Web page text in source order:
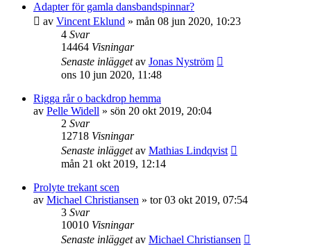
Adapter för gamla dansbandspinnar?
av Vincent Eklund » mån 08 jun 2020, 10:23
4 Svar
14464 Visningar
Senaste inläggetav Jonas Nyström
ons 10 jun 2020, 11:48
Rigga rår o backdrop hemma
av Pelle Widell » sön 20 okt 2019, 20:04
2 Svar
12718 Visningar
Senaste inläggetav Mathias Lindqvist
mån 21 okt 2019, 12:14
Prolyte trekant scen
av Michael Christiansen » tor 03 okt 2019, 07:54
3 Svar
10010 Visningar
Senaste inläggetav Michael Christiansen